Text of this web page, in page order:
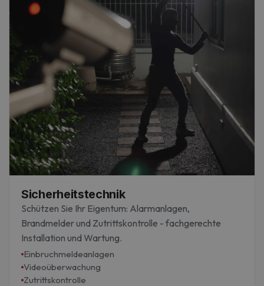
Sicherheitstechnik
Schützen Sie Ihr Eigentum: Alarmanlagen,
Brandmelder und Zutrittskontrolle - fachgerechte
Installation und Wartung.
Einbruchmeldeanlagen
Videoüberwachung
Zutrittskontrolle